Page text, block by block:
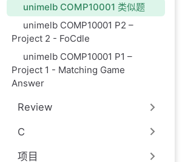
unimelb COMP10001 类似题
unimelb COMP10001 P2 –
Project 2 - FoCdle
unimelb COMP10001 P1 –
Project 1 - Matching Game
Answer
Review
C
项目